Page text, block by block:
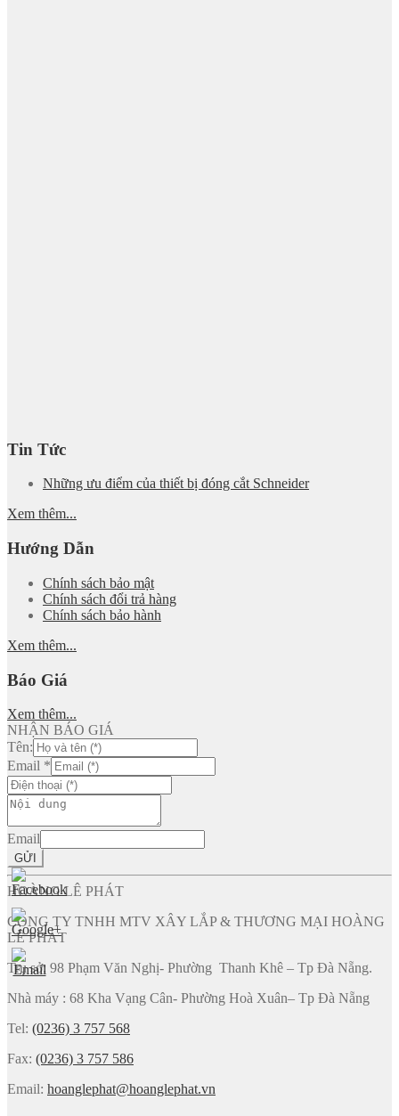
Tin Tức
Những ưu điểm của thiết bị đóng cắt Schneider
Xem thêm...
Hướng Dẫn
Chính sách bảo mật
Chính sách đổi trả hàng
Chính sách bảo hành
Xem thêm...
Báo Giá
Xem thêm...
NHẬN BÁO GIÁ
Tên:
Email *
Email
GỬI
HOÀNG LÊ PHÁT
CÔNG TY TNHH MTV XÂY LẮP & THƯƠNG MẠI HOÀNG
LÊ PHÁT
Trụ sở: 98 Phạm Văn Nghị- Phường Thanh Khê – Tp Đà Nẵng.
Nhà máy : 68 Kha Vạng Cân- Phường Hoà Xuân– Tp Đà Nẵng
Tel: (0236) 3 757 568
Fax: (0236) 3 757 586
Email: hoanglephat@hoanglephat.vn